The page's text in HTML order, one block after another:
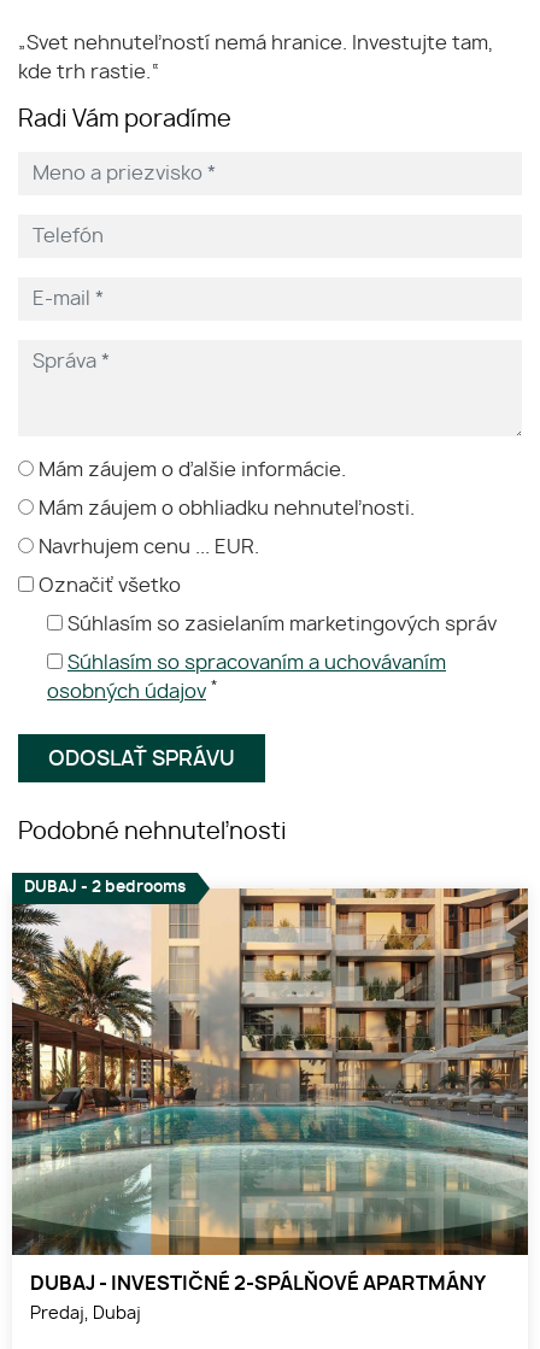
„Svet nehnuteľností nemá hranice. Investujte tam,
kde trh rastie.“
Radi Vám poradíme
Mám záujem o ďalšie informácie.
Mám záujem o obhliadku nehnuteľnosti.
Navrhujem cenu ... EUR.
Označiť všetko
Súhlasím so zasielaním marketingových správ
Súhlasím so spracovaním a uchovávaním
osobných údajov *
Podobné nehnuteľnosti
DUBAJ - INVESTIČNÉ 2-SPÁLŇOVÉ APARTMÁNY
Predaj, Dubaj
DUBAJ - 2 bedrooms